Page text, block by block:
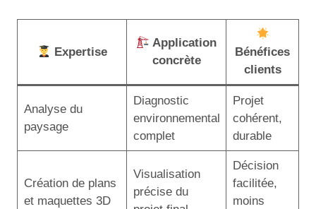
Expertise
Application
concrète
Bénéfices
clients
Analyse du
paysage
Diagnostic
environnemental
complet
Projet
cohérent,
durable
Création de plans
et maquettes 3D
Visualisation
précise du
Décision
facilitée,
moins